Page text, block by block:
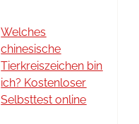
Welches
chinesische
Tierkreiszeichen bin
ich? Kostenloser
Selbsttest online